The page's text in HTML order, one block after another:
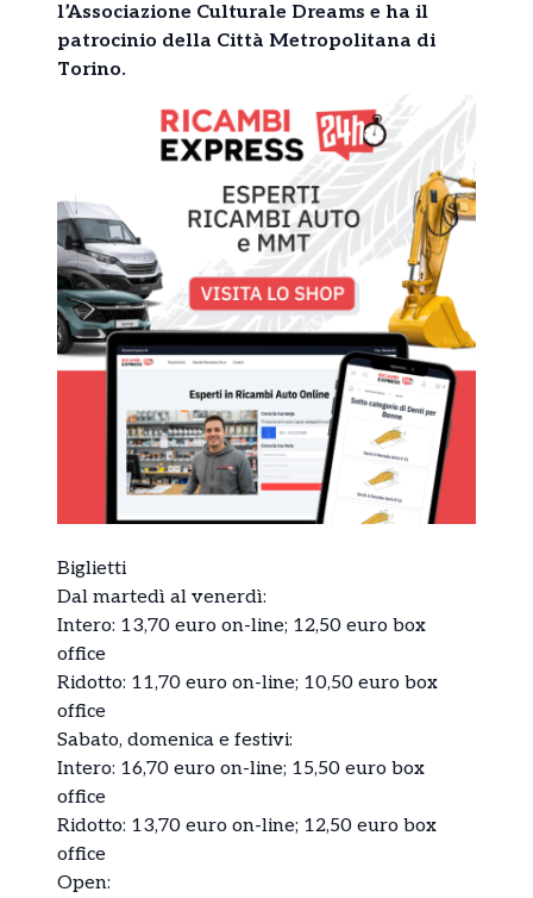
l’Associazione Culturale Dreams e ha il
patrocinio della Città Metropolitana di
Torino.
Biglietti
Dal martedì al venerdì:
Intero: 13,70 euro on-line; 12,50 euro box
office
Ridotto: 11,70 euro on-line; 10,50 euro box
office
Sabato, domenica e festivi:
Intero: 16,70 euro on-line; 15,50 euro box
office
Ridotto: 13,70 euro on-line; 12,50 euro box
office
Open: